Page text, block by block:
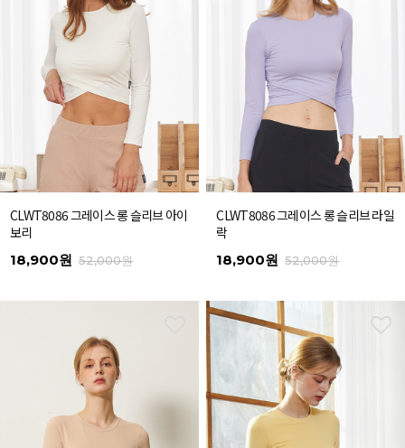
CLWT8086 그레이스 롱 슬리브 아이
보리
18,900원 52,000원
CLWT8086 그레이스 롱 슬리브 라일
락
18,900원 52,000원